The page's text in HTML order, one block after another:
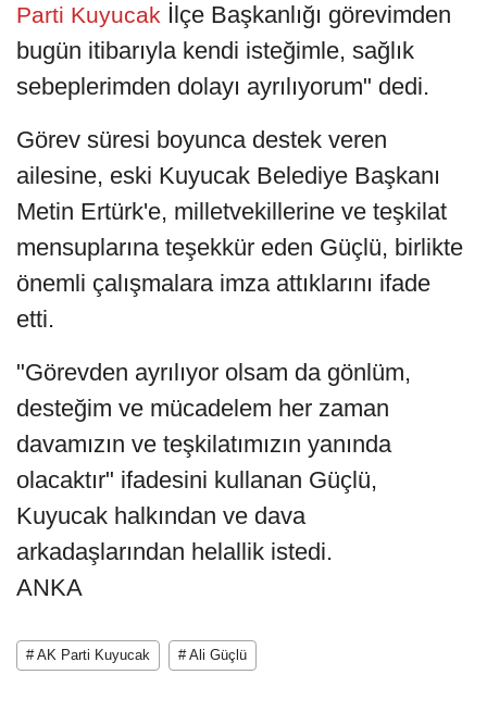
Parti Kuyucak İlçe Başkanlığı görevimden
bugün itibarıyla kendi isteğimle, sağlık
sebeplerimden dolayı ayrılıyorum" dedi.
Görev süresi boyunca destek veren
ailesine, eski Kuyucak Belediye Başkanı
Metin Ertürk'e, milletvekillerine ve teşkilat
mensuplarına teşekkür eden Güçlü, birlikte
önemli çalışmalara imza attıklarını ifade
etti.
"Görevden ayrılıyor olsam da gönlüm,
desteğim ve mücadelem her zaman
davamızın ve teşkilatımızın yanında
olacaktır" ifadesini kullanan Güçlü,
Kuyucak halkından ve dava
arkadaşlarından helallik istedi.
ANKA
# AK Parti Kuyucak # Ali Güçlü